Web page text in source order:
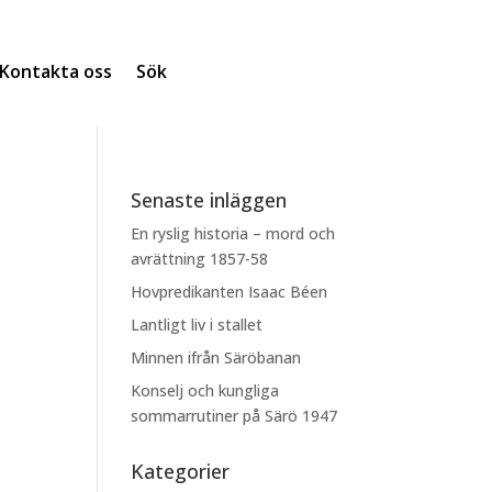
oss Sök
Senaste inläggen
En ryslig historia – mord och
avrättning 1857-58
Hovpredikanten Isaac Béen
Lantligt liv i stallet
Minnen ifrån Säröbanan
Konselj och kungliga
sommarrutiner på Särö 1947
Kategorier